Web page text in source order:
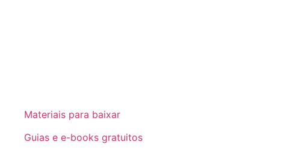
Materiais para baixar
Guias e e-books gratuitos